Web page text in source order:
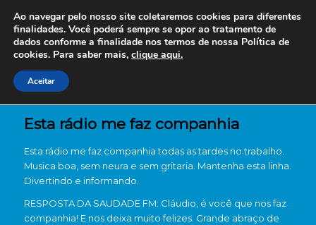
Esta rádio me faz companhia
Esta rádio me faz companhia todas as tardes no trabalho.
Musica boa, sem neura e sem gritaria. Mantenha esta linha.
Divertindo e informando.
RESPOSTA DA SAUDADE FM: Cláudio, é você que nos faz
companhia! E nos deixa muito felizes. Grande abraço de
Ao navegar pelo nosso site coletaremos cookies para diferentes
finalidades. Você poderá sempre se opor ao tratamento de
dados conforme a finalidade nos termos de nossa Política de
cookies. Para saber mais, clique aqui.
Aceitar